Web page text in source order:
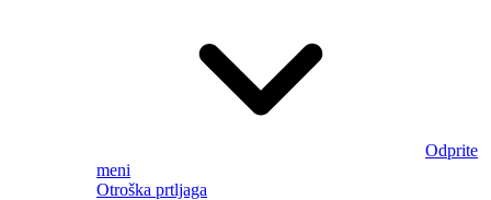
Odprite
meni
Otroška prtljaga